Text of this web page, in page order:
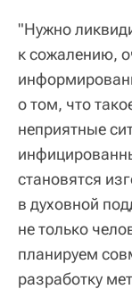
"Нужно
к сожалению,
о том, что
неприятные
становятся
в духовной
не только
планируем
разработку